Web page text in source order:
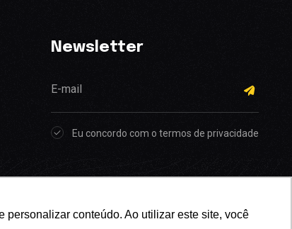
conteúdo. Ao utilizar este site, você
Newsletter
Eu concordo com o termos de privacidade